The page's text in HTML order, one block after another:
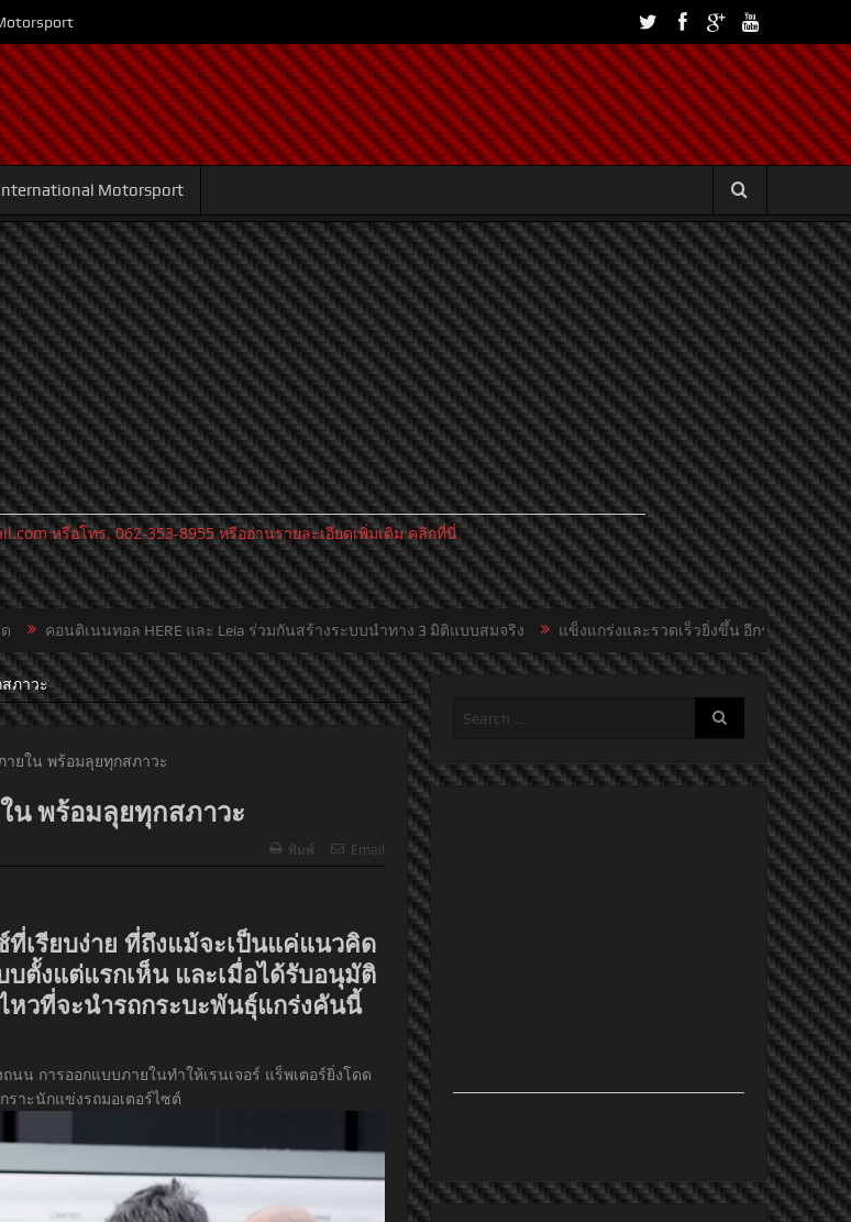
Motorsport
หรือโทร. 062-353-8955 หรืออ่านรายละเอียดเพิ่มเติม คลิกที่นี่
HERE และ Leia ร่วมกันสร้างระบบนำทาง 3 มิติแบบสมจริง แข็งแกร่งและรวดเร็วยิ่งขึ้น อีกระดับแห่งความเร้าใจ: ปอร์เช่
ภาวะ
น พร้อมลุยทุกสภาวะ
พิมพ์ Email
ที่เรียบง่าย ที่ถึงแม้จะเป็นแค่แนวคิด
ตั้งแต่แรกเห็น และเมื่อได้รับอนุมัติ
หวที่จะนำรถกระบะพันธุ์แกร่งคันนี้
การออกแบบภายในทำให้เรนเจอร์ แร็พเตอร์ยิ่งโดด
ราะนักแข่งรถมอเตอร์ไซต์